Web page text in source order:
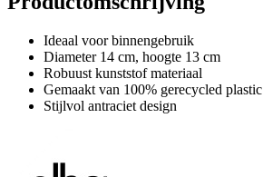
Ideaal voor binnengebruik
Diameter 14 cm, hoogte 13 cm
Robuust kunststof materiaal
Gemaakt van 100% gerecycled plastic
Stijlvol antraciet design